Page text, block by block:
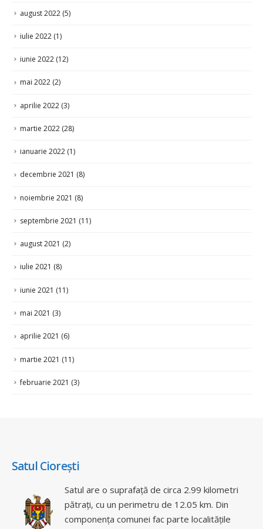
august 2022 (5)
iulie 2022 (1)
iunie 2022 (12)
mai 2022 (2)
aprilie 2022 (3)
martie 2022 (28)
ianuarie 2022 (1)
decembrie 2021 (8)
noiembrie 2021 (8)
septembrie 2021 (11)
august 2021 (2)
iulie 2021 (8)
iunie 2021 (11)
mai 2021 (3)
aprilie 2021 (6)
martie 2021 (11)
februarie 2021 (3)
Satul Ciorești
Satul are o suprafață de circa 2.99 kilometri
pătrați, cu un perimetru de 12.05 km. Din
componența comunei fac parte localitățile